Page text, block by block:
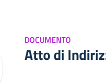
DOCUMENTO
Atto di